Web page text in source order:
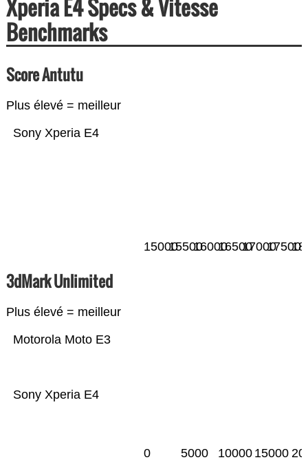
Xperia E4 Specs & Vitesse
Benchmarks
Score Antutu
Plus élevé = meilleur
Sony Xperia E4
150001550016000165001700017500
3dMark Unlimited
Plus élevé = meilleur
Sony Xperia E4
Motorola Moto E3
0 5000 10000 15000